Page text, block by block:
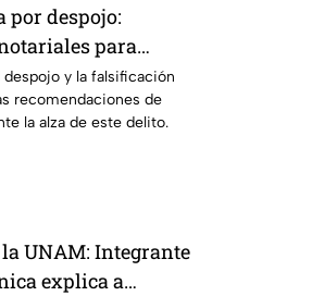
por despojo:
para
en CDMX
y la falsificación
recomendaciones de
la alza de este delito.
UNAM: Integrante
explica a